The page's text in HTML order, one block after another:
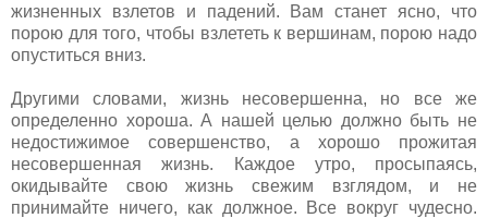
жизненных взлетов и падений. Вам станет ясно, что
порою для того, чтобы взлететь к вершинам, порою надо
опуститься вниз.
Другими словами, жизнь несовершенна, но все же
определенно хороша. А нашей целью должно быть не
недостижимое совершенство, а хорошо прожитая
несовершенная жизнь. Каждое утро, просыпаясь,
окидывайте свою жизнь свежим взглядом, и не
принимайте ничего, как должное. Все вокруг чудесно.